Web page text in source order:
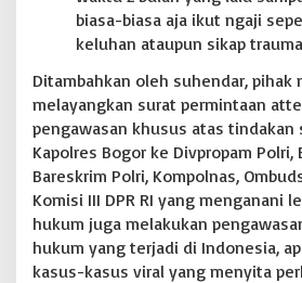
biasa-biasa aja ikut ngaji
keluhan ataupun sikap
Ditambahkan oleh suhendar, pihak
melayangkan surat permintaan
pengawasan khusus atas
Kapolres Bogor ke Divpropam Polri,
Bareskrim Polri, Kompolnas,
Komisi III DPR RI yang menganani
hukum juga melakukan
hukum yang terjadi di Indonesia,
kasus-kasus viral yang menyita